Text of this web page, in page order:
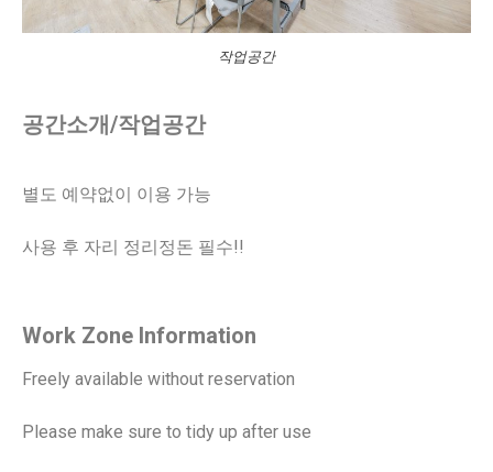
작업공간
공간소개/작업공간
별도 예약없이 이용 가능
사용 후 자리 정리정돈 필수!!
Work Zone Information
Freely available without reservation
Please make sure to tidy up after use